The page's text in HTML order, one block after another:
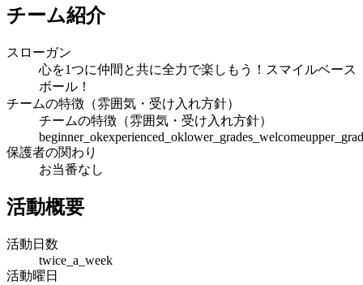
チーム紹介
スローガン
心を1つに仲間と共に全力で楽しもう！スマイルベース
ボール！
チームの特徴（雰囲気・受け入れ方針）
チームの特徴（雰囲気・受け入れ方針）
beginner_okexperienced_oklower_grades_welcome
保護者の関わり
お当番なし
活動概要
活動日数
twice_a_week
活動曜日